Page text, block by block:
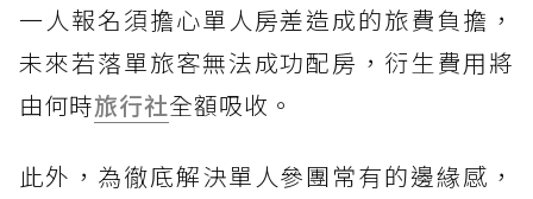
一人報名須擔心單人房差造成的旅費負擔，
未來若落單旅客無法成功配房，衍生費用將
由何時旅行社全額吸收。
此外，為徹底解決單人參團常有的邊緣感，